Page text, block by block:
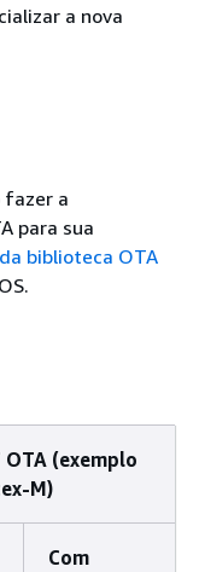
a nova
fazer a
para sua
biblioteca OTA
(exemplo
M)
Com